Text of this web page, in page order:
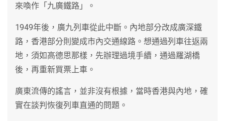
來喚作「九廣鐵路」。
1949年後，廣九列車從此中斷。內地部分改成廣深鐵
路，香港部分則變成市內交通線路。想通過列車往返兩
地，須如高德思那樣，先辦理過境手續，通過羅湖橋
後，再重新買票上車。
廣東流傳的謠言，並非沒有根據，當時香港與內地，確
實在談判恢復列車直通的問題。